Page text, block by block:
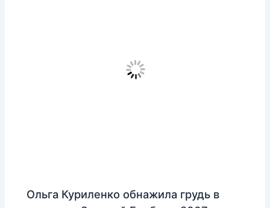
Ольга Куриленко обнажила грудь в